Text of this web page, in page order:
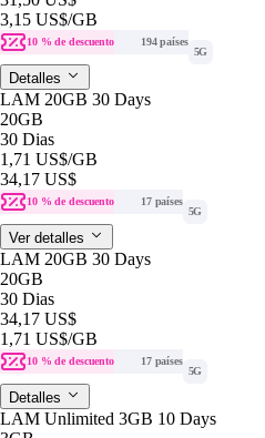
3,15 US$/GB
10 % de descuento
194 países
5G
Detalles
LAM 20GB 30 Days
20GB
30 Dias
1,71 US$/GB
34,17 US$
10 % de descuento
17 países
5G
Ver detalles
LAM 20GB 30 Days
20GB
30 Dias
34,17 US$
1,71 US$/GB
10 % de descuento
17 países
5G
Detalles
LAM Unlimited 3GB 10 Days